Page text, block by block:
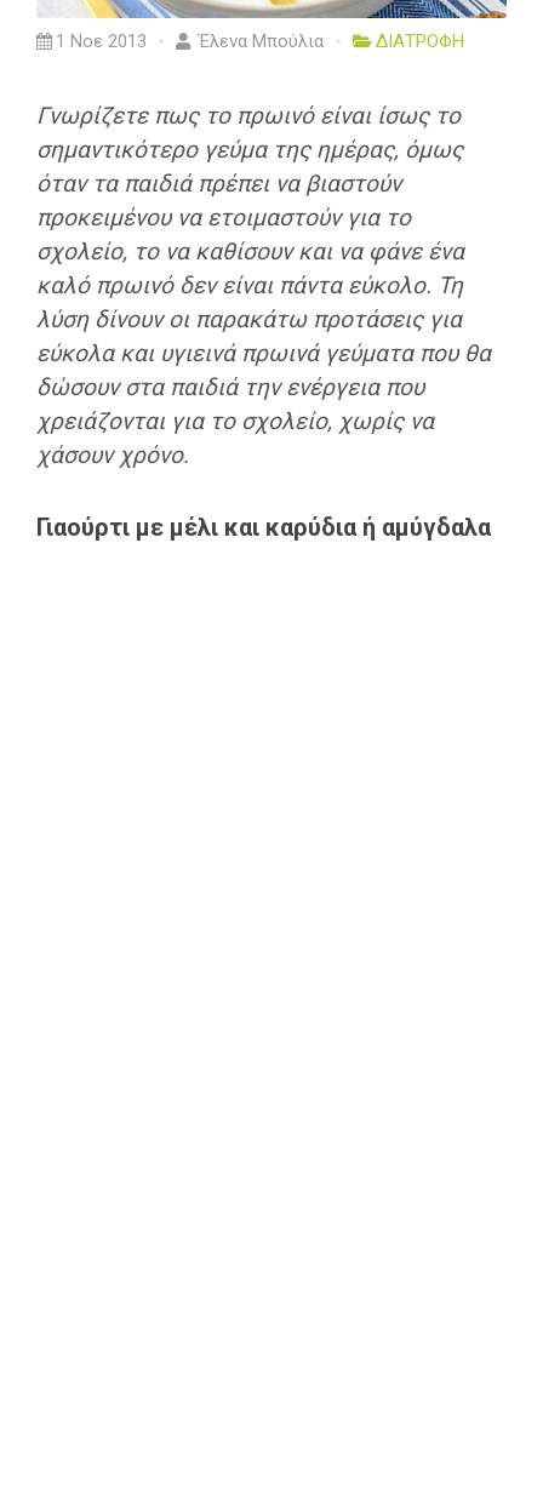
1 Νοε 2013 Έλενα Μπούλια ΔΙΑΤΡΟΦΗ
Γνωρίζετε πως το πρωινό είναι ίσως το
σημαντικότερο γεύμα της ημέρας, όμως
όταν τα παιδιά πρέπει να βιαστούν
προκειμένου να ετοιμαστούν για το
σχολείο, το να καθίσουν και να φάνε ένα
καλό πρωινό δεν είναι πάντα εύκολο. Τη
λύση δίνουν οι παρακάτω προτάσεις για
εύκολα και υγιεινά πρωινά γεύματα που θα
δώσουν στα παιδιά την ενέργεια που
χρειάζονται για το σχολείο, χωρίς να
χάσουν χρόνο.
Γιαούρτι με μέλι και καρύδια ή αμύγδαλα